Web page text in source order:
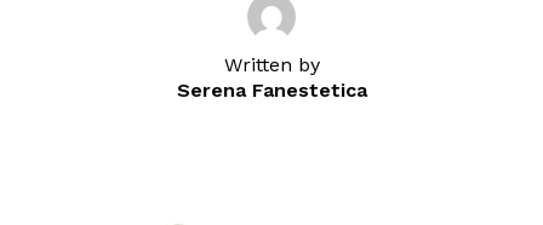
Written by
Serena Fanestetica